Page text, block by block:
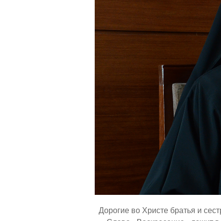
Дорогие во Христе братья и